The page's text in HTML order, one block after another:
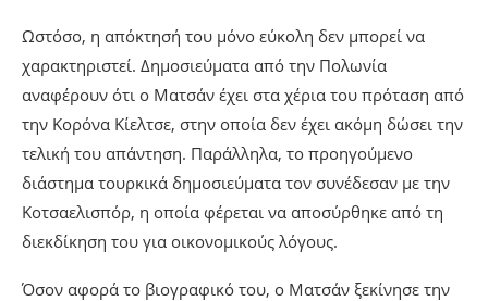
Ωστόσο, η απόκτησή του μόνο εύκολη δεν μπορεί να
χαρακτηριστεί. Δημοσιεύματα από την Πολωνία
αναφέρουν ότι ο Ματσάν έχει στα χέρια του πρόταση από
την Κορόνα Κίελτσε, στην οποία δεν έχει ακόμη δώσει την
τελική του απάντηση. Παράλληλα, το προηγούμενο
διάστημα τουρκικά δημοσιεύματα τον συνέδεσαν με την
Κοτσαελισπόρ, η οποία φέρεται να αποσύρθηκε από τη
διεκδίκηση του για οικονομικούς λόγους.
Όσον αφορά το βιογραφικό του, ο Ματσάν ξεκίνησε την